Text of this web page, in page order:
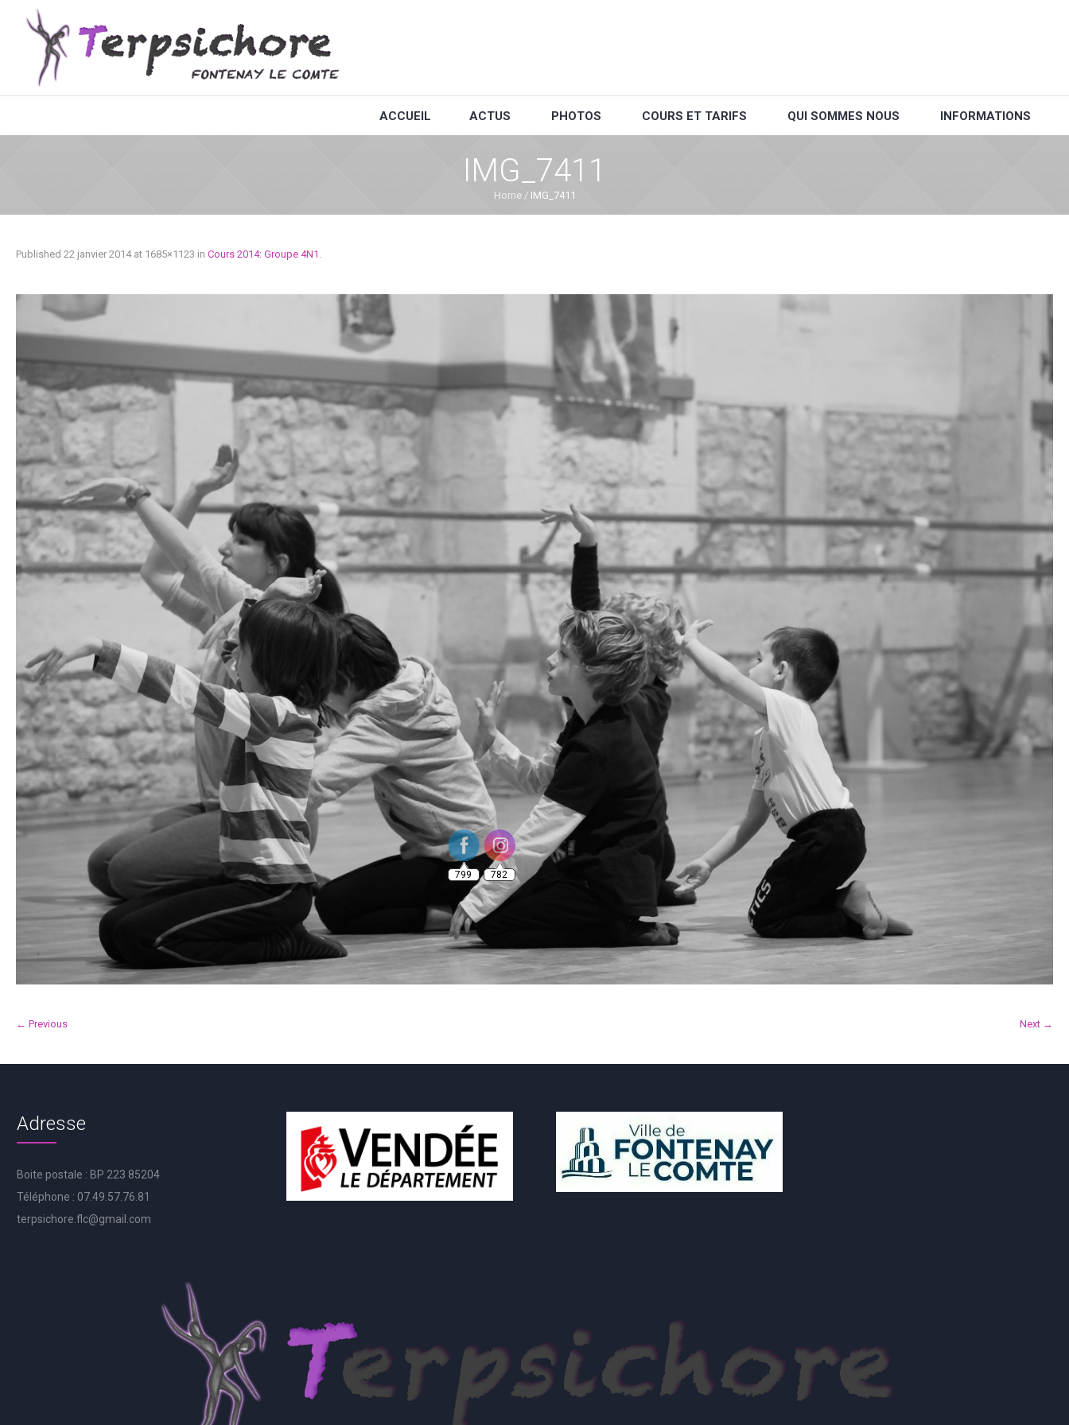
ACCUEIL ACTUS PHOTOS COURS ET TARIFS QUI SOMMES NOUS INFORMATIONS
IMG_7411
Home / IMG_7411
Published 22 janvier 2014at 1685×1123 in Cours 2014: Groupe 4N1 .
← Previous Next →
Adresse
Boite postale : BP 223 85204
Téléphone : 07.49.57.76.81
terpsichore.flc@gmail.com
799 782